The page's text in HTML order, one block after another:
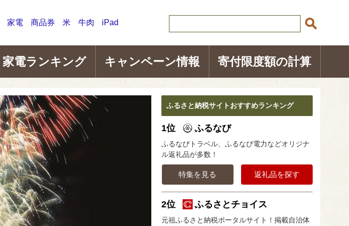
家電 商品券 米 牛肉 iPad
家電ランキング キャンペーン情報 寄付限度額の計算
ふるさと納税サイトおすすめランキング
1位 ふるなび
ふるなびトラベル、ふるなび電力などオリジナ
ル返礼品が多数！
特集を見る 返礼品を探す
2位 ふるさとチョイス
元祖ふるさと納税ポータルサイト！掲載自治体